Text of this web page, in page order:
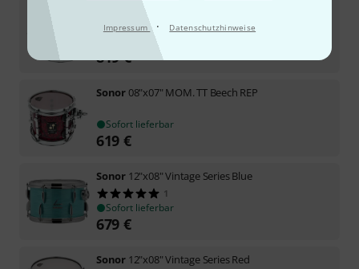
Impressum · Datenschutzhinweise
13"x9.25" MOM. TT Maple REP
Sofort lieferbar
819€
Sonor 08"x07" MOM. TT Beech REP
Sofort lieferbar
619 €
Sonor 12"x08" Vintage Series Blue
1
Sofort lieferbar
679 €
Sonor 12"x08" Vintage Series Red